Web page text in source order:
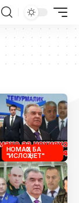
НОМАҲО БА
"ИСЛОҲ.НЕТ"